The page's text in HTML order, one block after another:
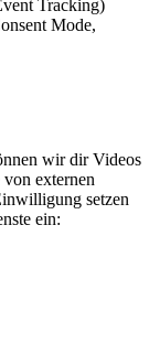
Tracking)
Mode,
wir dir Videos
externen
setzen
ein: